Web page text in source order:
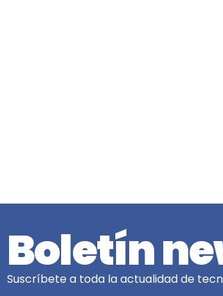
Boletín
Suscríbete a toda la actualidad de